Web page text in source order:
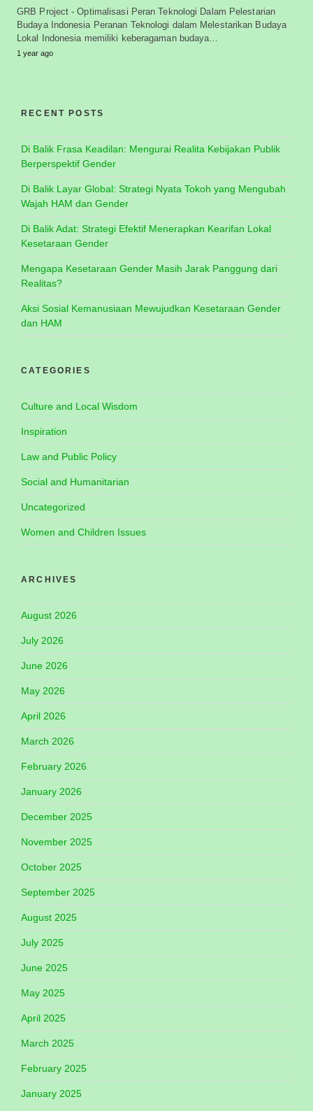
GRB Project - Optimalisasi Peran Teknologi Dalam Pelestarian
Budaya Indonesia Peranan Teknologi dalam Melestarikan Budaya
Lokal Indonesia memiliki keberagaman budaya…
1 year ago
RECENT POSTS
Di Balik Frasa Keadilan: Mengurai Realita Kebijakan Publik
Berperspektif Gender
Di Balik Layar Global: Strategi Nyata Tokoh yang Mengubah
Wajah HAM dan Gender
Di Balik Adat: Strategi Efektif Menerapkan Kearifan Lokal
Kesetaraan Gender
Mengapa Kesetaraan Gender Masih Jarak Panggung dari
Realitas?
Aksi Sosial Kemanusiaan Mewujudkan Kesetaraan Gender
dan HAM
CATEGORIES
Culture and Local Wisdom
Inspiration
Law and Public Policy
Social and Humanitarian
Uncategorized
Women and Children Issues
ARCHIVES
August 2026
July 2026
June 2026
May 2026
April 2026
March 2026
February 2026
January 2026
December 2025
November 2025
October 2025
September 2025
August 2025
July 2025
June 2025
May 2025
April 2025
March 2025
February 2025
January 2025